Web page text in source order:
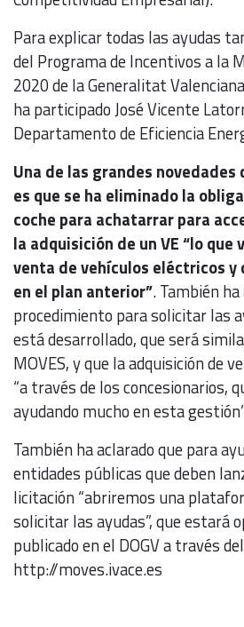
Para explicar todas las ayudas
del Programa de Incentivos a la
2020 de la Generalitat
ha participado José Vicente
Departamento de Eficiencia
Una de las grandes
es que se ha eliminado la
coche para achatarrar para
la adquisición de un VE “lo
venta de vehículos eléctricos y
en el plan anterior”. También
procedimiento para solicitar las
está desarrollado, que será
MOVES, y que la adquisición de
“a través de los concesionarios,
ayudando mucho en esta
También ha aclarado que para
entidades públicas que deben
licitación “abriremos una
solicitar las ayudas”, que estará
publicado en el DOGV a través
http://moves.ivace.es